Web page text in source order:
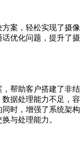
案，轻松实现了摄像
优化问题，提升了摄
帮助客户搭建了非结
据处理能力不足，容
时，增强了系统架构
与处理能力。